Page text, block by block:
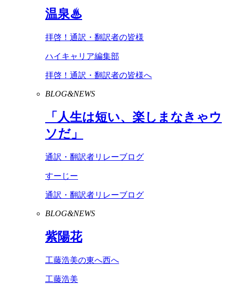
温泉♨
拝啓！通訳・翻訳者の皆様
ハイキャリア編集部
拝啓！通訳・翻訳者の皆様へ
BLOG&NEWS
「人生は短い、楽しまなきゃウ
ソだ」
通訳・翻訳者リレーブログ
すーじー
通訳・翻訳者リレーブログ
BLOG&NEWS
紫陽花
工藤浩美の東へ西へ
工藤浩美